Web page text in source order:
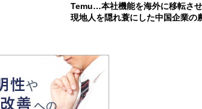
Temu…本社機能を海外に移転さ
現地人を隠れ蓑にした中国企業の